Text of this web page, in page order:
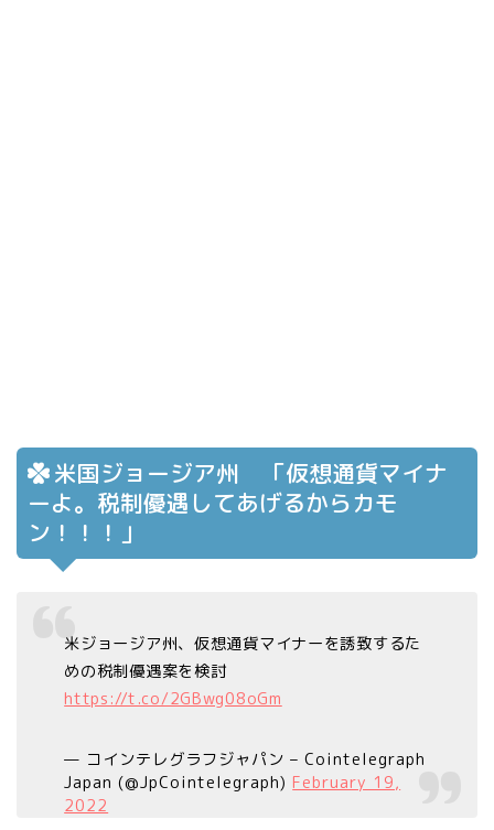
米国ジョージア州 「仮想通貨マイナ
ーよ。税制優遇してあげるからカモ
ン！！！」
米ジョージア州、仮想通貨マイナーを誘致するた
めの税制優遇案を検討
https://t.co/2GBwg08oGm
— コインテレグラフジャパン – Cointelegraph
Japan (@JpCointelegraph) February 19,
2022